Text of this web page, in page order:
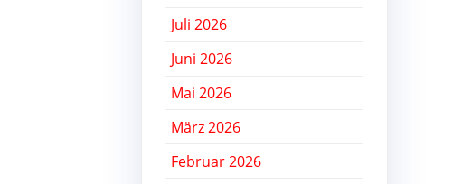
Juli 2026
Juni 2026
Mai 2026
März 2026
Februar 2026